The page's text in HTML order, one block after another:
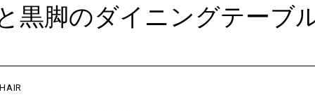
黒脚のダイニングテーブ